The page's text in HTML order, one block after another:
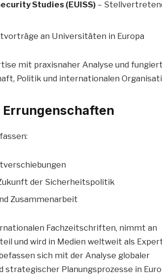
Studies (EUISS) –
an Universitäten in Europa
mit praxisnaher Analyse und
Politik und internationalen
der Sicherheitspolitik
Zusammenarbeit
Fachzeitschriften, nimmt an
und wird in Medien weltweit als
sich mit der Analyse globaler
strategischer Planungsprozesse in